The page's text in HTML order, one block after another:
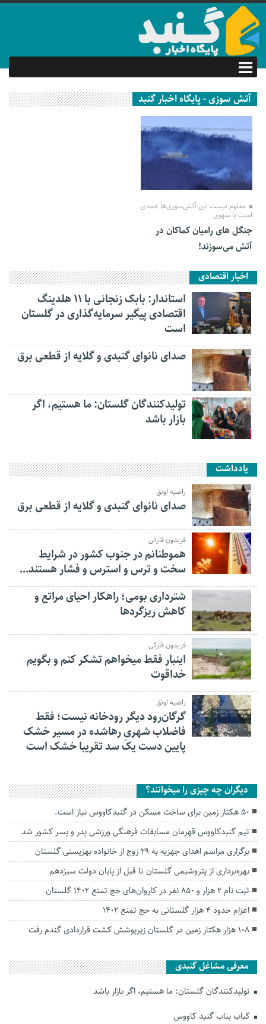
آتش سوزی - پایگاه اخبار گنبد
26 دی 1399
معلوم نیست این آتش‌سوزی‌ها عمدی
است یا سهوی
جنگل های رامیان کماکان در
آتش می‌سوزند!
اخبار اقتصادی
استاندار: بابک زنجانی با ۱۱ هلدینگ
اقتصادی پیگیر سرمایه‌گذاری در گلستان
است
صدای نانوای گنبدی و گلایه از قطعی برق
تولیدکنندگان گلستان: ما هستیم، اگر
بازار باشد
یادداشت
راضیه اونق
صدای نانوای گنبدی و گلایه از قطعی برق
فریدون قارئی
هموطنانم در جنوب کشور در شرایط
سخت و ترس و استرس و فشار هستند…
شترداری بومی؛ راهکار احیای مراتع و
کاهش ریزگردها
فریدون قارئی
اینبار فقط میخواهم تشکر کنم و بگویم
خداقوت
راضیه اونق
گرگان‌رود دیگر رودخانه نیست؛ فقط
فاضلاب شهریِ رهاشده در مسیر خشک
پایین دست یک سد تقریبا خشک است
دیگران چه چیزی را میخوانند؟
۵۰ هکتار زمین برای ساخت مسکن در گنبدکاووس نیاز است.
تیم گنبدکاووس قهرمان مسابقات فرهنگی ورزشی پدر و پسر کشور شد
برگزاری مراسم اهدای جهزیه به ۲۹ زوج از خانواده بهزیستی گلستان
بهره‌برداری از پتروشیمی گلستان تا قبل از پایان دولت سیزدهم
ثبت نام ۲ هزار و ۸۵۰ نفر در کاروان‌های حج تمتع ۱۴۰۲ گلستان
اعزام حدود ۴ هزار گلستانی به حج تمتع ۱۴۰۲
۱۰۸ هزار هکتار زمین‌ در گلستان زیرپوشش کشت قراردادی گندم رفت
معرفی مشاغل گنبدی
تولیدکنندگان گلستان: ما هستیم، اگر بازار باشد
کباب بناب گنبد کاووس